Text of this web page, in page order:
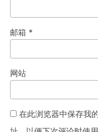
邮箱 *
网站
在此浏览器中保存我